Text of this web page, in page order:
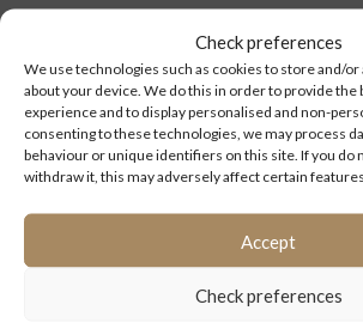
Check preferences
We use technologies such as cookies to store and/
about your device. We do this in order to provide the
experience and to display personalised and non-
consenting to these technologies, we may process
behaviour or unique identifiers on this site. If you do
withdraw it, this may adversely affect certain
Accept
Check preferences
Integro L
ID: 9089
Extra Information: